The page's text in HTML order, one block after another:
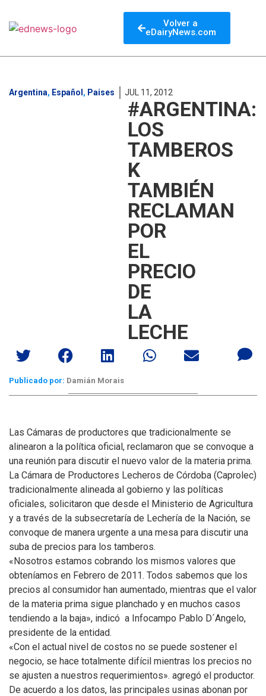
Volver a
eDairyNews.com
Argentina, Español , Paises JUL 11, 2012
#ARGENTINA:
LOS
TAMBEROS
K
TAMBIÉN
RECLAMAN
POR
EL
PRECIO
DE
LA
LECHE
Publicado por: Damián Morais
Las Cámaras de productores que tradicionalmente se
alinearon a la política oficial, reclamaron que se convoque a
una reunión para discutir el nuevo valor de la materia prima.
La Cámara de Productores Lecheros de Córdoba (Caprolec)
tradicionalmente alineada al gobierno y las políticas
oficiales, solicitaron que desde el Ministerio de Agricultura
y a través de la subsecretaría de Lechería de la Nación, se
convoque de manera urgente a una mesa para discutir una
suba de precios para los tamberos.
«Nosotros estamos cobrando los mismos valores que
obteníamos en Febrero de 2011. Todos sabemos que los
precios al consumidor han aumentado, mientras que el valor
de la materia prima sigue planchado y en muchos casos
tendiendo a la baja», indicó a Infocampo Pablo D´Angelo,
presidente de la entidad.
«Con el actual nivel de costos no se puede sostener el
negocio, se hace totalmente difícil mientras los precios no
se ajusten a nuestros requerimientos». agregó el productor.
De acuerdo a los datos, las principales usinas abonan por